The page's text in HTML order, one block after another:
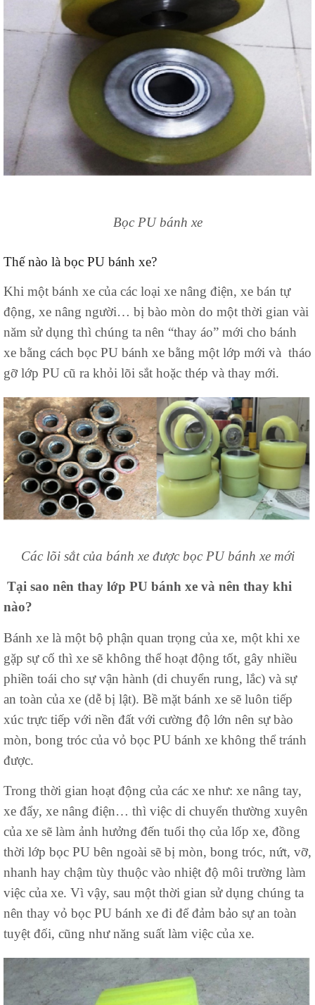
Bọc PU bánh xe
Thế nào là bọc PU bánh xe?
Khi một bánh xe của các loại xe nâng điện, xe bán tự
động, xe nâng người… bị bào mòn do một thời gian vài
năm sử dụng thì chúng ta nên “thay áo” mới cho bánh
xe bằng cách bọc PU bánh xe bằng một lớp mới và tháo
gỡ lớp PU cũ ra khỏi lõi sắt hoặc thép và thay mới.
Các lõi sắt của bánh xe được bọc PU bánh xe mới
Tại sao nên thay lớp PU bánh xe và nên thay khi
nào?
Bánh xe là một bộ phận quan trọng của xe, một khi xe
gặp sự cố thì xe sẽ không thể hoạt động tốt, gây nhiều
phiền toái cho sự vận hành (di chuyển rung, lắc) và sự
an toàn của xe (dễ bị lật). Bề mặt bánh xe sẽ luôn tiếp
xúc trực tiếp với nền đất với cường độ lớn nên sự bào
mòn, bong tróc của vỏ bọc PU bánh xe không thể tránh
được.
Trong thời gian hoạt động của các xe như: xe nâng tay,
xe đẩy, xe nâng điện… thì việc di chuyển thường xuyên
của xe sẽ làm ảnh hưởng đến tuổi thọ của lốp xe, đồng
thời lớp bọc PU bên ngoài sẽ bị mòn, bong tróc, nứt, vỡ,
nhanh hay chậm tùy thuộc vào nhiệt độ môi trường làm
việc của xe. Vì vậy, sau một thời gian sử dụng chúng ta
nên thay vỏ bọc PU bánh xe đi để đảm bảo sự an toàn
tuyệt đối, cũng như năng suất làm việc của xe.